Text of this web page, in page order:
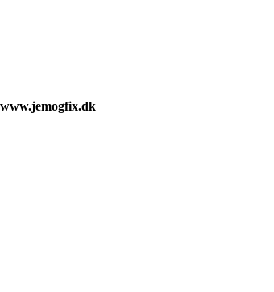
www.jemogfix.dk